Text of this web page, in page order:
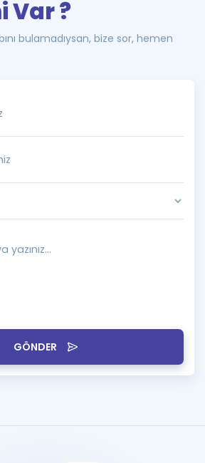
GÖNDER
Var ?
bulamadıysan, bize sor, hemen